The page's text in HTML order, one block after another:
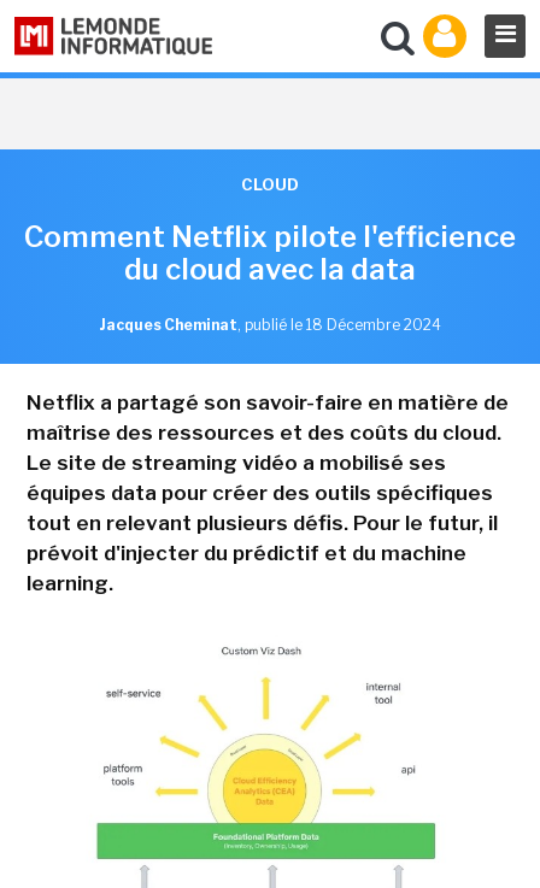
CLOUD
Comment Netflix pilote l'efficience
du cloud avec la data
Jacques Cheminat, publié le 18 Décembre 2024
Netflix a partagé son savoir-faire en matière de
maîtrise des ressources et des coûts du cloud.
Le site de streaming vidéo a mobilisé ses
équipes data pour créer des outils spécifiques
tout en relevant plusieurs défis. Pour le futur, il
prévoit d'injecter du prédictif et du machine
learning.